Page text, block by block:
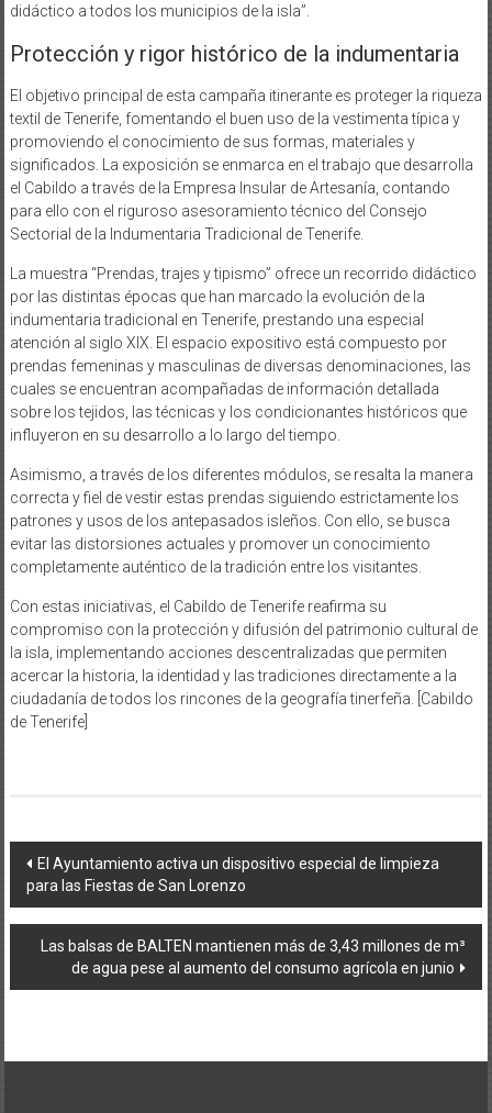
didáctico a todos los municipios de la isla”.
Protección y rigor histórico de la indumentaria
El objetivo principal de esta campaña itinerante es proteger la riqueza
textil de Tenerife, fomentando el buen uso de la vestimenta típica y
promoviendo el conocimiento de sus formas, materiales y
significados. La exposición se enmarca en el trabajo que desarrolla
el Cabildo a través de la Empresa Insular de Artesanía, contando
para ello con el riguroso asesoramiento técnico del Consejo
Sectorial de la Indumentaria Tradicional de Tenerife.
La muestra “Prendas, trajes y tipismo” ofrece un recorrido didáctico
por las distintas épocas que han marcado la evolución de la
indumentaria tradicional en Tenerife, prestando una especial
atención al siglo XIX. El espacio expositivo está compuesto por
prendas femeninas y masculinas de diversas denominaciones, las
cuales se encuentran acompañadas de información detallada
sobre los tejidos, las técnicas y los condicionantes históricos que
influyeron en su desarrollo a lo largo del tiempo.
Asimismo, a través de los diferentes módulos, se resalta la manera
correcta y fiel de vestir estas prendas siguiendo estrictamente los
patrones y usos de los antepasados isleños. Con ello, se busca
evitar las distorsiones actuales y promover un conocimiento
completamente auténtico de la tradición entre los visitantes.
Con estas iniciativas, el Cabildo de Tenerife reafirma su
compromiso con la protección y difusión del patrimonio cultural de
la isla, implementando acciones descentralizadas que permiten
acercar la historia, la identidad y las tradiciones directamente a la
ciudadanía de todos los rincones de la geografía tinerfeña. [Cabildo
de Tenerife]
Navegación
de
entradas
El Ayuntamiento activa un dispositivo especial de limpieza
para las Fiestas de San Lorenzo
Las balsas de BALTEN mantienen más de 3,43 millones de m³
de agua pese al aumento del consumo agrícola en junio